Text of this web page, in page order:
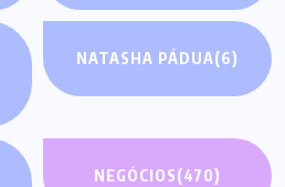
NATASHA PÁDUA(6)
NEGÓCIOS(470)